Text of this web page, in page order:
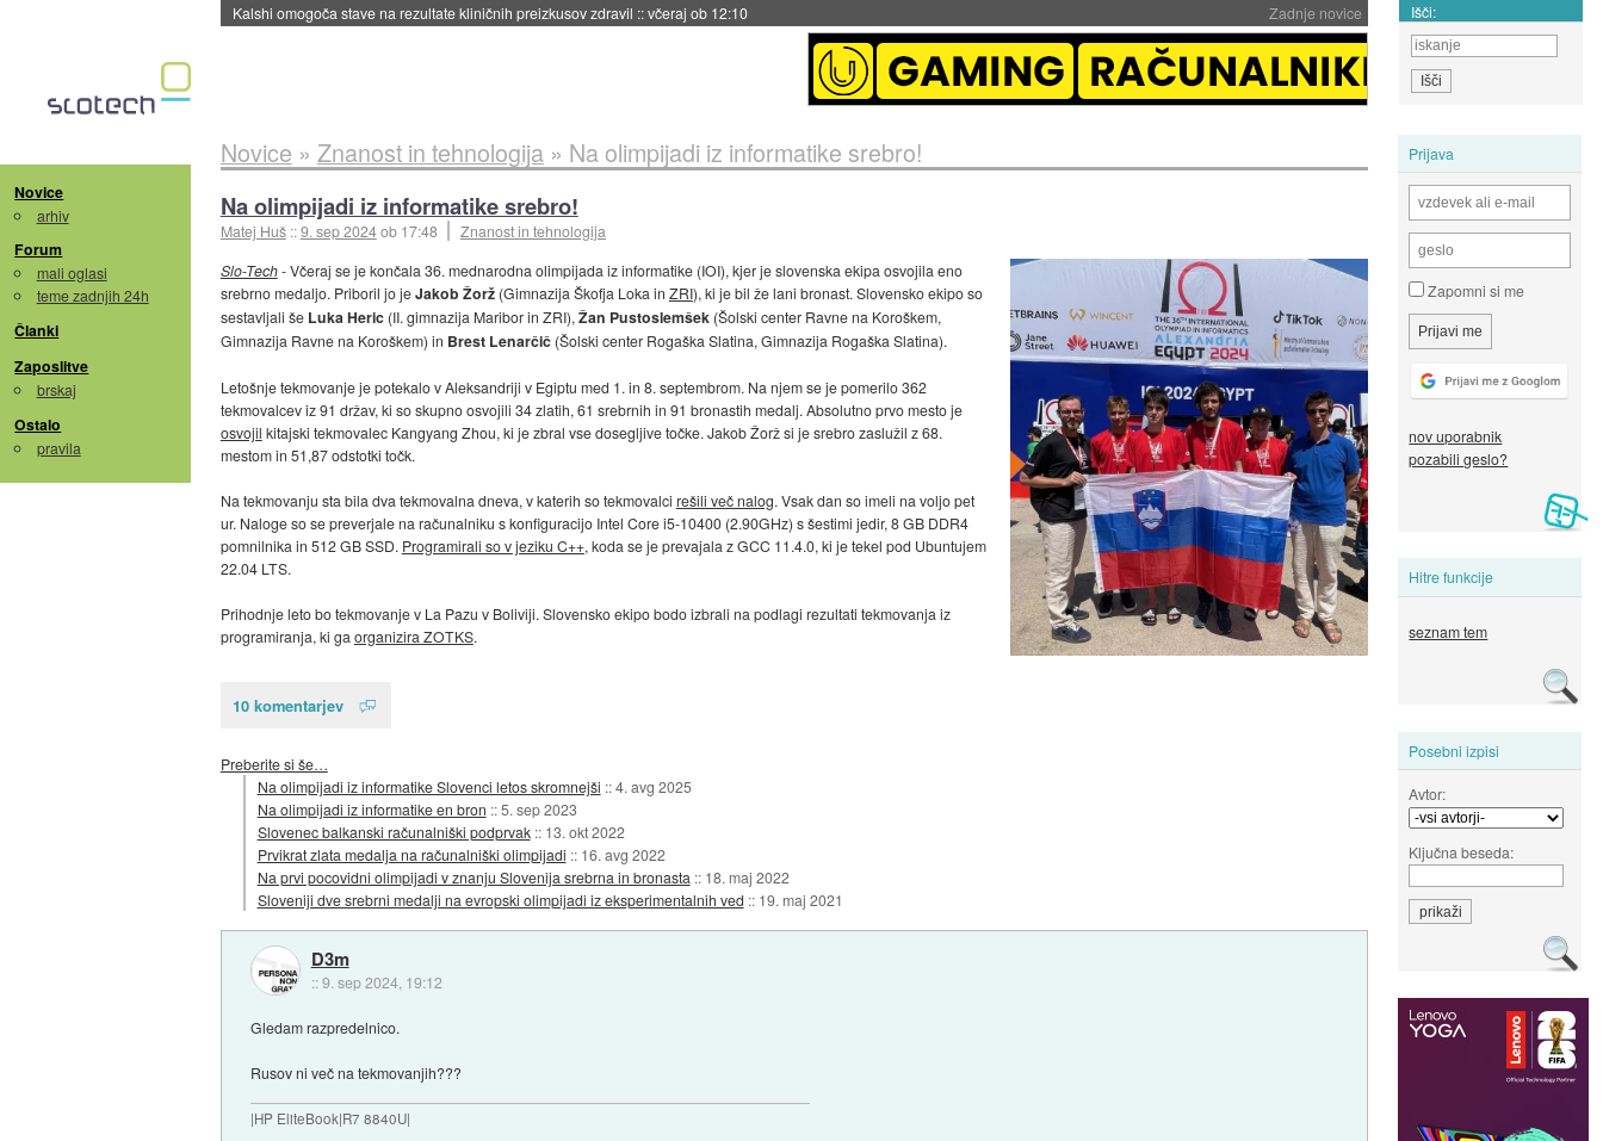
Zadnje novice
Kalshi omogoča stave na rezultate kliničnih preizkusov zdravil ::včeraj ob 12:10 Išči:
Novice
arhiv
Forum
mali oglasi
teme zadnjih 24h
Članki
Zaposlitve
brskaj
Ostalo
pravila
Prijava
Zapomni si me
nov uporabnik
pozabili geslo?
Hitre funkcije
seznam tem
Posebni izpisi
Avtor:
Ključna beseda:
Novice » Znanost in tehnologija» Na olimpijadi iz informatike srebro!
Na olimpijadi iz informatike srebro!
Matej Huš ::9. sep 2024ob 17:48
Znanost in tehnologija
Slo-Tech- Včeraj se je končala 36. mednarodna olimpijada iz informatike (IOI), kjer je slovenska ekipa osvojila eno
srebrno medaljo. Priboril jo jeJakob Žorž(Gimnazija Škofja Loka in ZRI), ki je bil že lani bronast. Slovensko ekipo so
sestavljali še Luka Heric(II. gimnazija Maribor in ZRI), Žan Pustoslemšek(Šolski center Ravne na Koroškem,
Gimnazija Ravne na Koroškem) in Brest Lenarčič(Šolski center Rogaška Slatina, Gimnazija Rogaška Slatina).
Letošnje tekmovanje je potekalo v Aleksandriji v Egiptu med 1. in 8. septembrom. Na njem se je pomerilo 362
tekmovalcev iz 91 držav, ki so skupno osvojili 34 zlatih, 61 srebrnih in 91 bronastih medalj. Absolutno prvo mesto je
osvojil kitajski tekmovalec Kangyang Zhou, ki je zbral vse dosegljive točke. Jakob Žorž si je srebro zaslužil z 68.
mestom in 51,87 odstotki točk.
Na tekmovanju sta bila dva tekmovalna dneva, v katerih so tekmovalci rešili več nalog. Vsak dan so imeli na voljo pet
ur. Naloge so se preverjale na računalniku s konfiguracijo Intel Core i5-10400 (2.90GHz) s šestimi jedir, 8 GB DDR4
pomnilnika in 512 GB SSD. Programirali so v jeziku C++, koda se je prevajala z GCC 11.4.0, ki je tekel pod Ubuntujem
22.04 LTS.
Prihodnje leto bo tekmovanje v La Pazu v Boliviji. Slovensko ekipo bodo izbrali na podlagi rezultati tekmovanja iz
programiranja, ki ga organizira ZOTKS.
10 komentarjev
Preberite si še…
Na olimpijadi iz informatike Slovenci letos skromnejši ::4. avg 2025
Na olimpijadi iz informatike en bron ::5. sep 2023
Slovenec balkanski računalniški podprvak :: 13. okt 2022
Prvikrat zlata medalja na računalniški olimpijadi :: 16. avg 2022
Na prvi pocovidni olimpijadi v znanju Slovenija srebrna in bronasta :: 18. maj 2022
Sloveniji dve srebrni medalji na evropski olimpijadi iz eksperimentalnih ved :: 19. maj 2021
D3m
::9. sep 2024, 19:12
Gledam razpredelnico.
Rusov ni več na tekmovanjih???
|HP EliteBook|R7 8840U|